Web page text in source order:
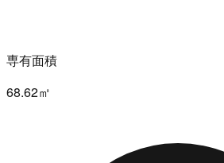
専有面積
68.62㎡